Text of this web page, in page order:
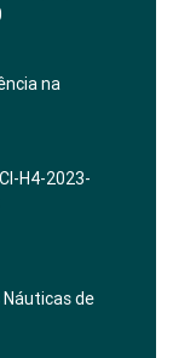
na
H4-2023-
de